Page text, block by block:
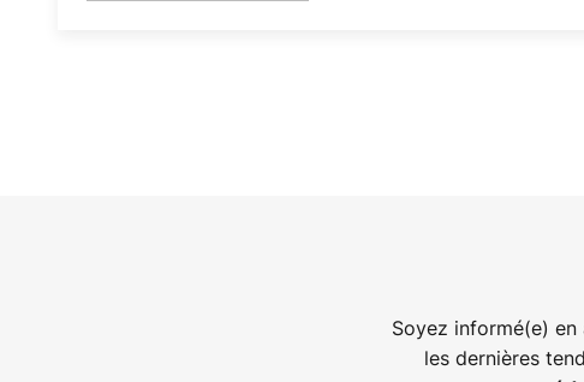
Soyez informé(e)
les dernières